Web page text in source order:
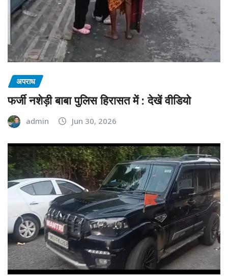
अपराध
फर्जी नशेड़ी बाबा पुलिस हिरासत में : देखें वीडियो
admin Jun 30, 2026